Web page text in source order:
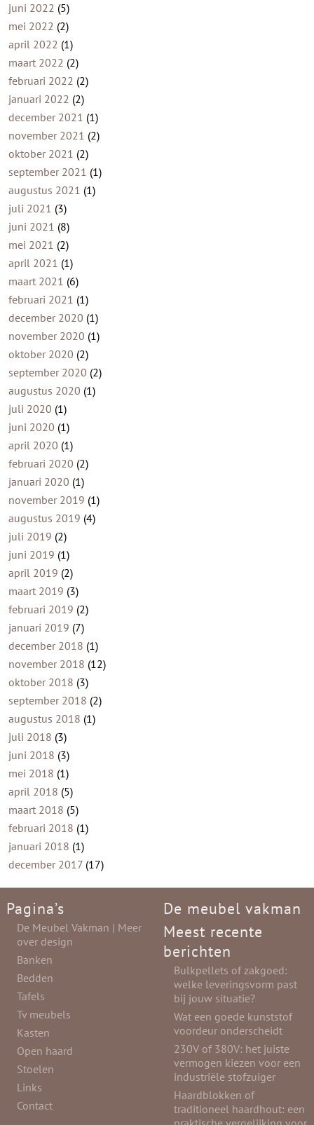
juni 2022 (5)
mei 2022 (2)
april 2022 (1)
maart 2022 (2)
februari 2022 (2)
januari 2022 (2)
december 2021 (1)
november 2021 (2)
oktober 2021 (2)
september 2021 (1)
augustus 2021 (1)
juli 2021 (3)
juni 2021 (8)
mei 2021 (2)
april 2021 (1)
maart 2021 (6)
februari 2021 (1)
december 2020 (1)
november 2020 (1)
oktober 2020 (2)
september 2020 (2)
augustus 2020 (1)
juli 2020 (1)
juni 2020 (1)
april 2020 (1)
februari 2020 (2)
januari 2020 (1)
november 2019 (1)
augustus 2019 (4)
juli 2019 (2)
juni 2019 (1)
april 2019 (2)
maart 2019 (3)
februari 2019 (2)
januari 2019 (7)
december 2018 (1)
november 2018 (12)
oktober 2018 (3)
september 2018 (2)
augustus 2018 (1)
juli 2018 (3)
juni 2018 (3)
mei 2018 (1)
april 2018 (5)
maart 2018 (5)
februari 2018 (1)
januari 2018 (1)
december 2017(17)
Pagina’s
De Meubel Vakman | Meer
over design
Banken
Bedden
Tafels
Tv meubels
Kasten
Open haard
Stoelen
Links
Contact
De meubel vakman
Meest recente
berichten
Bulkpellets of zakgoed:
welke leveringsvorm past
bij jouw situatie?
Wat een goede kunststof
voordeur onderscheidt
230V of 380V: het juiste
vermogen kiezen voor een
industriële stofzuiger
Haardblokken of
traditioneel haardhout: een